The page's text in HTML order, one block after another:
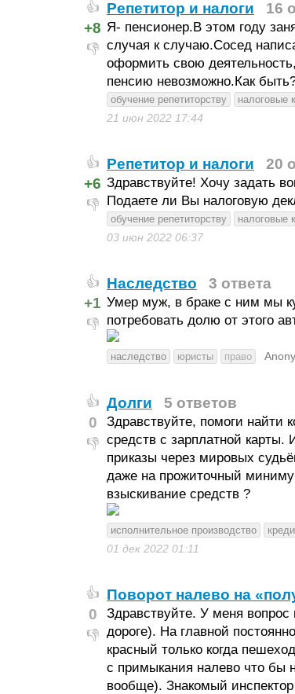
👍
+8
👎
Репетитор и налоги 16
Я- пенсионер.В этом году
случая к случаю.Сосед
оформить свою
пенсию невозможно.Как
обучение репетиторству налоговые
21 июн 2022 17:44
👍
+6
👎
Репетитор и налоги 20
Здравствуйте! Хочу задать
Подаете ли Вы налоговую
обучение репетиторству налоговые
03 июн 2022 06:37
👍
+1
👎
Наследство 3 ответа
Умер муж, в браке с ним мы
потребовать долю от этого
наследство юристы право
👍
0
👎
Долги 5 ответов
Здравствуйте, помоги найти
средств с зарплатной
приказы через мировых
даже на прожиточный
взыскивание средств ?
исполнительное производство
01 дек 2022 01:11
👍
0
👎
Поворот налево на
Здравствуйте. У меня
дороге). На главной
красный только когда
с примыкания налево что
вообще). Знакомый